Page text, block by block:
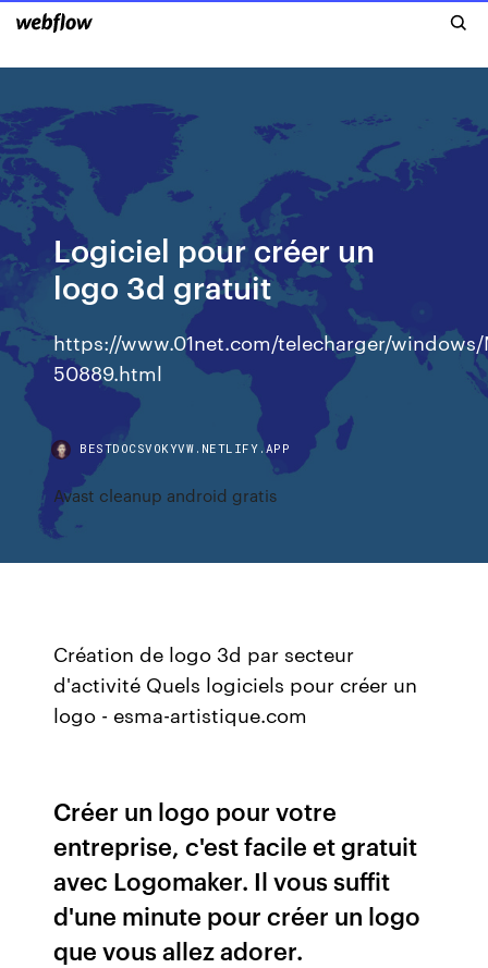
Logiciel pour créer un
logo 3d gratuit
https://www.01net.com/telecharger/
50889.html
BESTDOCSVOKYVW.NETLIFY.APP
Avast cleanup android gratis
Création de logo 3d par secteur
d'activité Quels logiciels pour créer un
logo - esma-artistique.com
Créer un logo pour votre
entreprise, c'est facile et gratuit
avec Logomaker. Il vous suffit
d'une minute pour créer un logo
que vous allez adorer.